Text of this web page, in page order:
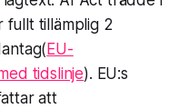
fullt tillämplig 2
EU-
tidslinje). EU:s
att